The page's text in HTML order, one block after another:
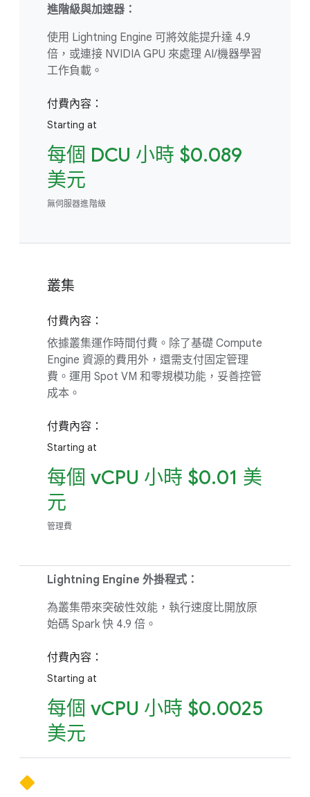
進階級與加速器：
使用 Lightning Engine 可將效能提升達 4.9
倍，或連接 NVIDIA GPU 來處理 AI/機器學習
工作負載。
付費內容：
Starting at
每個 DCU 小時 $0.089
美元
無伺服器進階級
叢集
付費內容：
依據叢集運作時間付費。除了基礎 Compute
Engine 資源的費用外，還需支付固定管理
費。運用 Spot VM 和零規模功能，妥善控管
成本。
付費內容：
Starting at
每個 vCPU 小時 $0.01 美
元
管理費
Lightning Engine 外掛程式：
為叢集帶來突破性效能，執行速度比開放原
始碼 Spark 快 4.9 倍。
付費內容：
Starting at
每個 vCPU 小時 $0.0025
美元